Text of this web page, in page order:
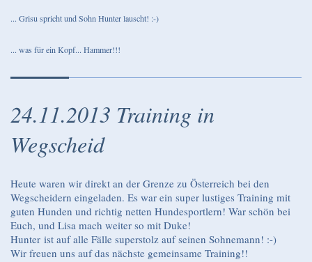
... Grisu spricht und Sohn Hunter lauscht! :-)
... was für ein Kopf... Hammer!!!
24.11.2013 Training in
Wegscheid
Heute waren wir direkt an der Grenze zu Österreich bei den
Wegscheidern eingeladen. Es war ein super lustiges Training mit
guten Hunden und richtig netten Hundesportlern! War schön bei
Euch, und Lisa mach weiter so mit Duke!
Hunter ist auf alle Fälle superstolz auf seinen Sohnemann! :-)
Wir freuen uns auf das nächste gemeinsame Training!!